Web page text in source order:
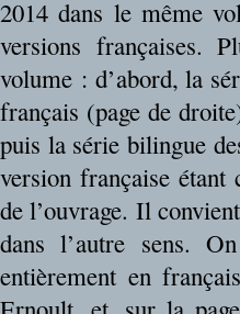
2014 dans le même
versions françaises.
volume : d’abord, la
français (page de
puis la série bilingue
version française
de l’ouvrage. Il
dans l’autre sens.
entièrement en